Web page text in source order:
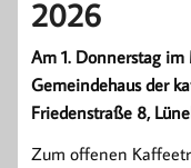
2026
Am 1. Donnerstag im
Gemeindehaus der
Friedenstraße 8,
Zum offenen